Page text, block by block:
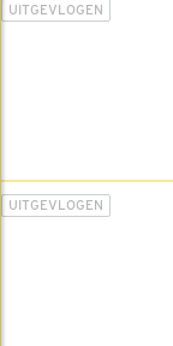
UITGEVLOGEN
UITGEVLOGEN